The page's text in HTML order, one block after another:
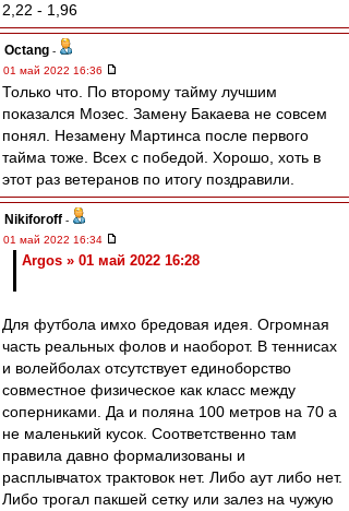
2,22 - 1,96
Octang -
01 май 2022 16:36
Только что. По второму тайму лучшим
показался Мозес. Замену Бакаева не совсем
понял. Незамену Мартинса после первого
тайма тоже. Всех с победой. Хорошо, хоть в
этот раз ветеранов по итогу поздравили.
Nikiforoff -
01 май 2022 16:34
Argos » 01 май 2022 16:28
Для футбола имхо бредовая идея. Огромная
часть реальных фолов и наоборот. В теннисах
и волейболах отсутствует единоборство
совместное физическое как класс между
соперниками. Да и поляна 100 метров на 70 а
не маленький кусок. Соответственно там
правила давно формализованы и
расплывчатох трактовок нет. Либо аут либо нет.
Либо трогал пакшей сетку или залез на чужую